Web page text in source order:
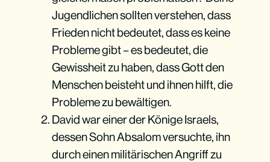
Jugendlichen sollten verstehen, dass
Frieden nicht bedeutet, dass es keine
Probleme gibt – es bedeutet, die
Gewissheit zu haben, dass Gott den
Menschen beisteht und ihnen hilft, die
Probleme zu bewältigen.
David war einer der Könige Israels,
dessen Sohn Absalom versuchte, ihn
durch einen militärischen Angriff zu